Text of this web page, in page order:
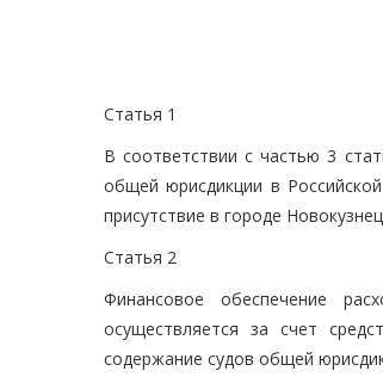
Статья 1
В соответствии с частью 3
общей юрисдикции в
присутствие в городе
Статья 2
Финансовое обеспечение
осуществляется за счет
содержание судов общей